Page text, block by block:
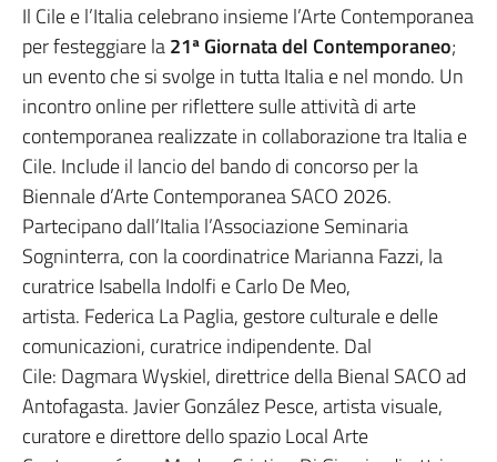
Il Cile e l’Italia celebrano insieme l’Arte Contemporanea
per festeggiare la21ª Giornata del Contemporaneo;
un evento che si svolge in tutta Italia e nel mondo. Un
incontro online per riflettere sulle attività di arte
contemporanea realizzate in collaborazione tra Italia e
Cile. Include il lancio del bando di concorso per la
Biennale d’Arte Contemporanea SACO 2026.
Partecipano dall’Italia l’Associazione Seminaria
Sogninterra, con la coordinatrice Marianna Fazzi, la
curatrice Isabella Indolfi e Carlo De Meo,
artista. Federica La Paglia, gestore culturale e delle
comunicazioni, curatrice indipendente. Dal
Cile: Dagmara Wyskiel, direttrice della Bienal SACO ad
Antofagasta. Javier González Pesce, artista visuale,
curatore e direttore dello spazio Local Arte